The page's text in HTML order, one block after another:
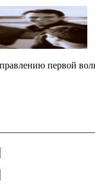
первой